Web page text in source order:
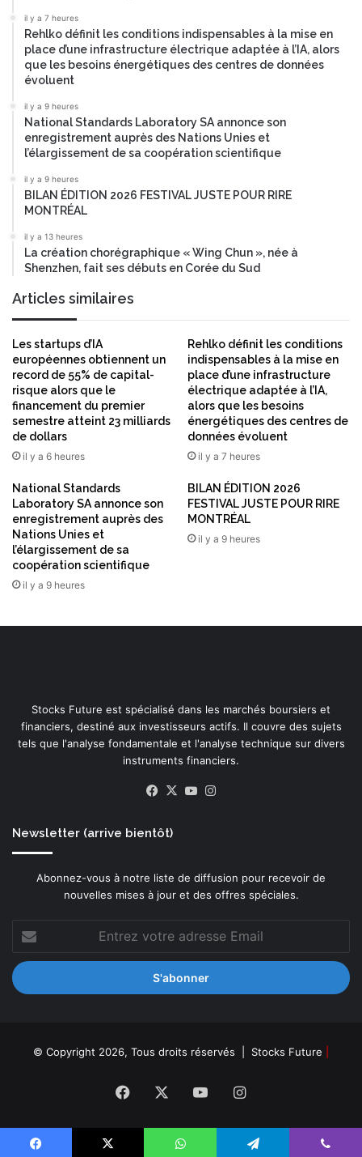
il y a 7 heures
Rehlko définit les conditions indispensables à la mise en
place d’une infrastructure électrique adaptée à l’IA, alors
que les besoins énergétiques des centres de données
évoluent
il y a 9 heures
National Standards Laboratory SA annonce son
enregistrement auprès des Nations Unies et
l’élargissement de sa coopération scientifique
il y a 9 heures
BILAN ÉDITION 2026 FESTIVAL JUSTE POUR RIRE
MONTRÉAL
il y a 13 heures
La création chorégraphique « Wing Chun », née à
Shenzhen, fait ses débuts en Corée du Sud
Articles similaires
Les startups d’IA
européennes obtiennent un
record de 55% de capital-
risque alors que le
financement du premier
semestre atteint 23 milliards
de dollars
il y a 6 heures
Rehlko définit les conditions
indispensables à la mise en
place d’une infrastructure
électrique adaptée à l’IA,
alors que les besoins
énergétiques des centres de
données évoluent
il y a 7 heures
National Standards
Laboratory SA annonce son
enregistrement auprès des
Nations Unies et
l’élargissement de sa
coopération scientifique
il y a 9 heures
BILAN ÉDITION 2026
FESTIVAL JUSTE POUR RIRE
MONTRÉAL
il y a 9 heures
Stocks Future est spécialisé dans les marchés boursiers et
financiers, destiné aux investisseurs actifs. Il couvre des sujets
tels que l'analyse fondamentale et l'analyse technique sur divers
instruments financiers.
Facebook
X YouTube
Newsletter (arrive bientôt)
Abonnez-vous à notre liste de diffusion pour recevoir de
nouvelles mises à jour et des offres spéciales.
votre
adresse
Email
© Copyright 2026, Tous droits réservés | Stocks Future
Facebook YouTubeInstagram